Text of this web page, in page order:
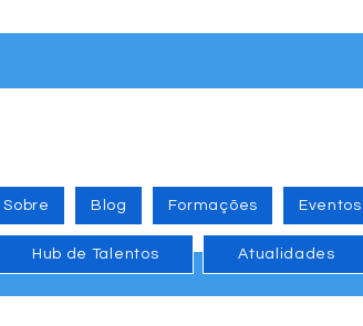
Sobre Blog Formações Eventos
Hub de Talentos Atualidades